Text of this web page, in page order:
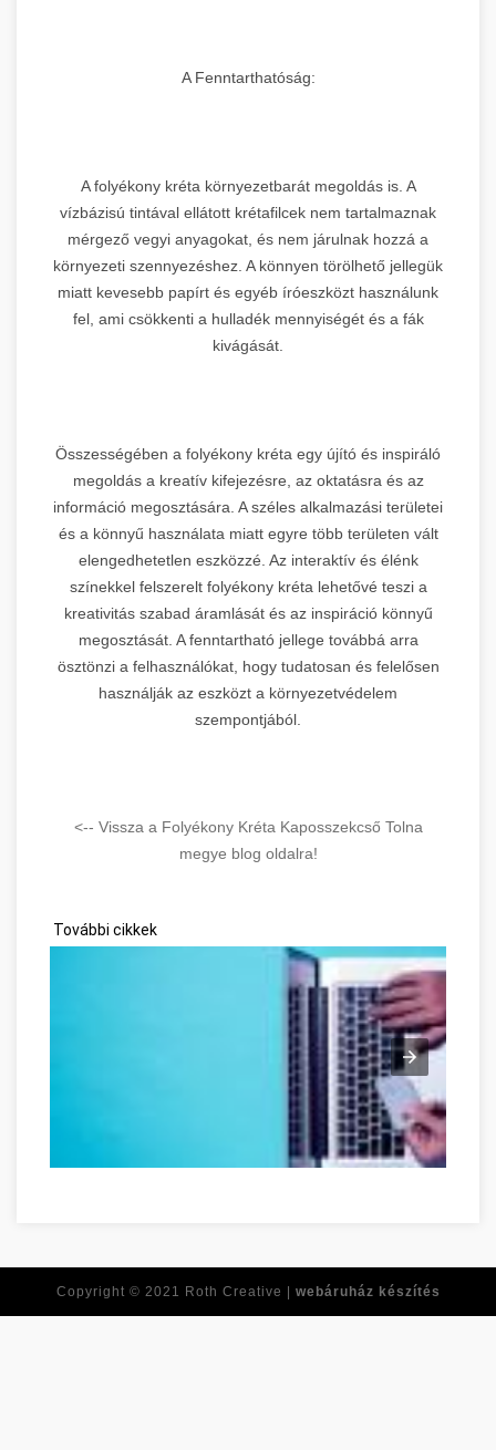
A Fenntarthatóság:
A folyékony kréta környezetbarát megoldás is. A
vízbázisú tintával ellátott krétafilcek nem tartalmaznak
mérgező vegyi anyagokat, és nem járulnak hozzá a
környezeti szennyezéshez. A könnyen törölhető jellegük
miatt kevesebb papírt és egyéb íróeszközt használunk
fel, ami csökkenti a hulladék mennyiségét és a fák
kivágását.
Összességében a folyékony kréta egy újító és inspiráló
megoldás a kreatív kifejezésre, az oktatásra és az
információ megosztására. A széles alkalmazási területei
és a könnyű használata miatt egyre több területen vált
elengedhetetlen eszközzé. Az interaktív és élénk
színekkel felszerelt folyékony kréta lehetővé teszi a
kreativitás szabad áramlását és az inspiráció könnyű
megosztását. A fenntartható jellege továbbá arra
ösztönzi a felhasználókat, hogy tudatosan és felelősen
használják az eszközt a környezetvédelem
szempontjából.
<-- Vissza a Folyékony Kréta Kaposszekcső Tolna
megye blog oldalra!
További cikkek
Copyright © 2021 Roth Creative | webáruház készítés